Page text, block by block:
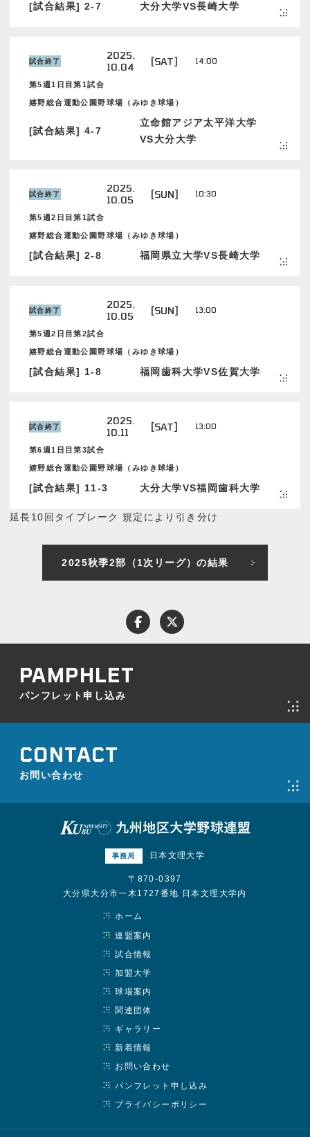
[試合結果] 2-7 大分大学VS長崎大学
試合終了
2025.
10.04
[SAT] 14:00
第5週1日目第1試合
嬉野総合運動公園野球場（みゆき球場）
[試合結果] 4-7
立命館アジア太平洋大学
VS大分大学
試合終了
2025.
10.05
[SUN] 10:30
第5週2日目第1試合
嬉野総合運動公園野球場（みゆき球場）
[試合結果] 2-8 福岡県立大学VS長崎大学
試合終了
2025.
10.05
[SUN] 13:00
第5週2日目第2試合
嬉野総合運動公園野球場（みゆき球場）
[試合結果] 1-8 福岡歯科大学VS佐賀大学
試合終了
2025.
10.11
[SAT] 13:00
第6週1日目第3試合
嬉野総合運動公園野球場（みゆき球場）
[試合結果] 11-3 大分大学VS福岡歯科大学
延長10回タイブレーク 規定により引き分け
2025秋季2部（1次リーグ）の結果
パンフレット申し込み
お問い合わせ
事務局 日本文理大学
〒870-0397
大分県大分市一木1727番地 日本文理大学内
ホーム
連盟案内
試合情報
加盟大学
球場案内
関連団体
ギャラリー
新着情報
お問い合わせ
パンフレット申し込み
プライバシーポリシー